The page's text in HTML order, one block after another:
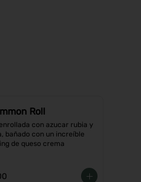
Roll
con azucar rubia y
bañado con un increíble
de queso crema